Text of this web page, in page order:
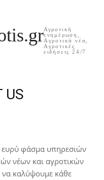
Αγροτική
ενημέρωση,
Aγροτικά νέα,
Aγροτικές
ειδήσεις 24/7
US
φάσμα υπηρεσιών
νέων και αγροτικών
να καλύψουμε κάθε